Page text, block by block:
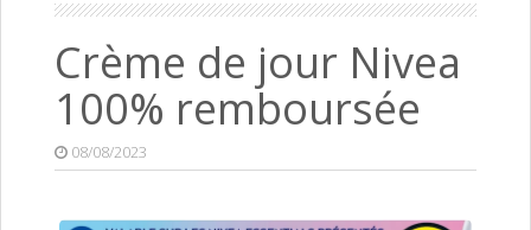
Crème de jour Nivea
100% remboursée
08/08/2023